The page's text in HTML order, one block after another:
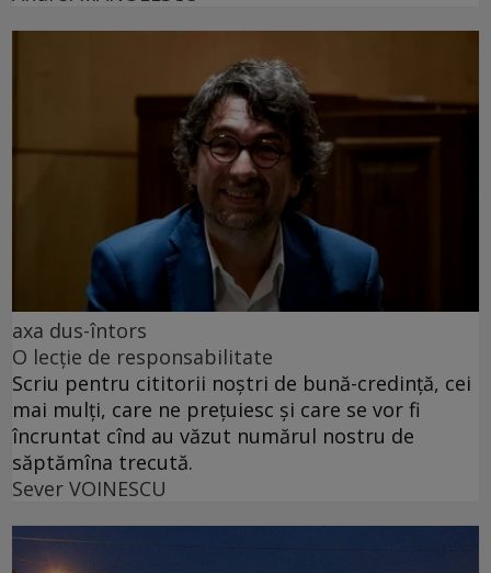
axa dus-întors
O lecție de responsabilitate
Scriu pentru cititorii noștri de bună-credință, cei
mai mulți, care ne prețuiesc și care se vor fi
încruntat cînd au văzut numărul nostru de
săptămîna trecută.
Sever VOINESCU